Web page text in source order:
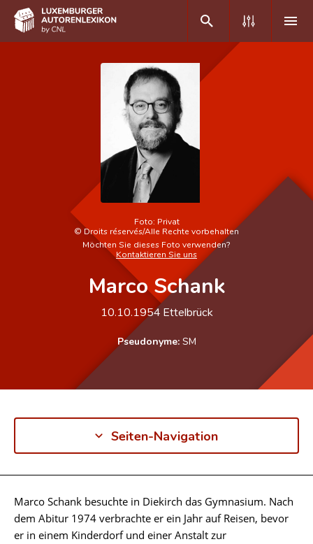
Autor(inn)en A-Z
Erweiterte Suche
Häufige Fragen und Antworten
Foto: Privat
© Droits réservés/Alle Rechte vorbehalten
Möchten Sie dieses Foto verwenden?
Kontaktieren Sie uns
Marco Schank
10.10.1954 Ettelbrück
Pseudonyme: SM
Seiten-Navigation
Biographie
Marco Schank besuchte in Diekirch das Gymnasium. Nach
dem Abitur 1974 verbrachte er ein Jahr auf Reisen, bevor
er in einem Kinderdorf und einer Anstalt zur